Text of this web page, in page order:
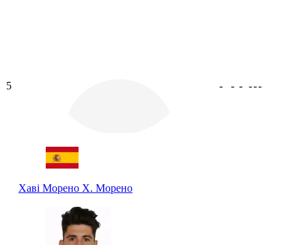
5
Хаві Морено Х. Морено
- - - ---